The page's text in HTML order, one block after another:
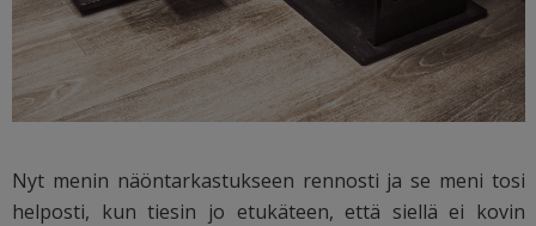
Nyt menin näöntarkastukseen rennosti ja se meni tosi
helposti, kun tiesin jo etukäteen, että siellä ei kovin